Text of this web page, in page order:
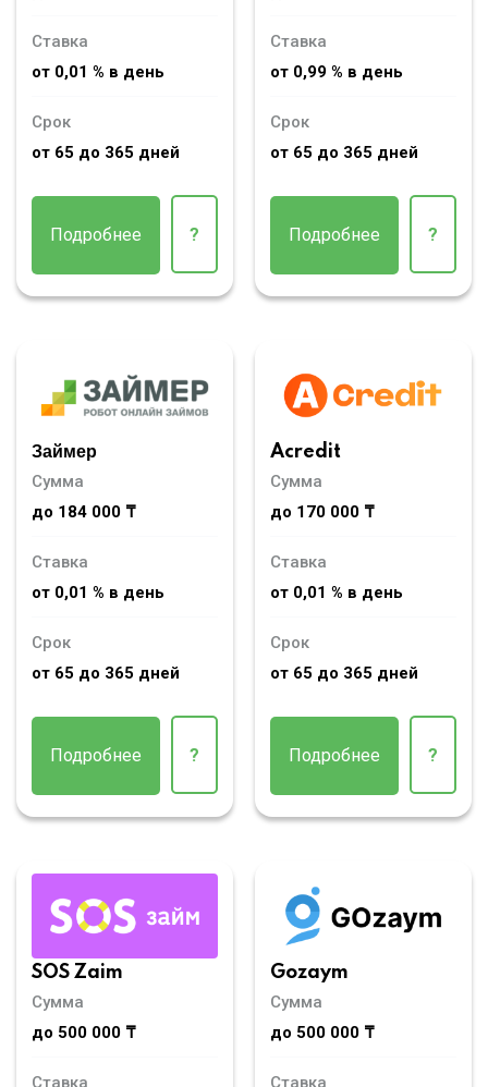
Ставка
от 0,01 % в день
Срок
от 65 до 365 дней
Подробнее ?
Ставка
от 0,99 % в день
Срок
от 65 до 365 дней
Подробнее ?
Займер
Сумма
до 184 000 ₸
Ставка
от 0,01 % в день
Срок
от 65 до 365 дней
Подробнее ?
Acredit
Сумма
до 170 000 ₸
Ставка
от 0,01 % в день
Срок
от 65 до 365 дней
Подробнее ?
SOS Zaim
Сумма
до 500 000 ₸
Ставка
Gozaym
Сумма
до 500 000 ₸
Ставка